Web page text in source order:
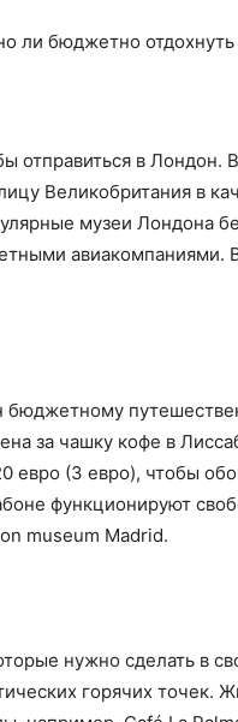
отправиться в Лондон.
Великобритания в
музеи Лондона
авиакомпаниями.
за чашку кофе в
евро (3 евро), чтобы
функционируют
museum Madrid.
нужно сделать в
горячих точек.